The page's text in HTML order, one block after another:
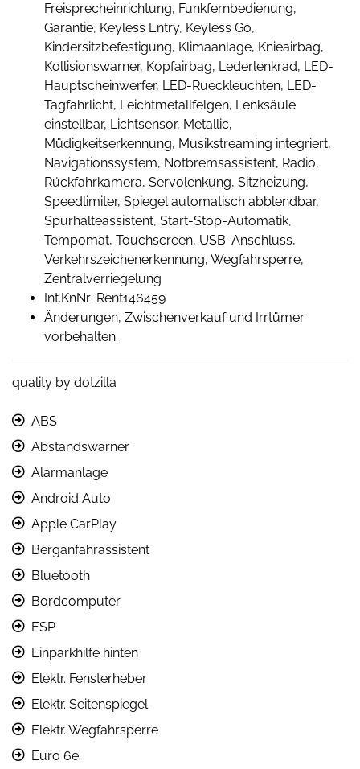
Freisprecheinrichtung, Funkfernbedienung,
Garantie, Keyless Entry, Keyless Go,
Kindersitzbefestigung, Klimaanlage, Knieairbag,
Kollisionswarner, Kopfairbag, Lederlenkrad, LED-
Hauptscheinwerfer, LED-Rueckleuchten, LED-
Tagfahrlicht, Leichtmetallfelgen, Lenksäule
einstellbar, Lichtsensor, Metallic,
Müdigkeitserkennung, Musikstreaming integriert,
Navigationssystem, Notbremsassistent, Radio,
Rückfahrkamera, Servolenkung, Sitzheizung,
Speedlimiter, Spiegel automatisch abblendbar,
Spurhalteassistent, Start-Stop-Automatik,
Tempomat, Touchscreen, USB-Anschluss,
Verkehrszeichenerkennung, Wegfahrsperre,
Zentralverriegelung
Int.KnNr: Rent146459
Änderungen, Zwischenverkauf und Irrtümer
vorbehalten.
quality by dotzilla
ABS
Abstandswarner
Alarmanlage
Android Auto
Apple CarPlay
Berganfahrassistent
Bluetooth
Bordcomputer
ESP
Einparkhilfe hinten
Elektr. Fensterheber
Elektr. Seitenspiegel
Elektr. Wegfahrsperre
Euro 6e